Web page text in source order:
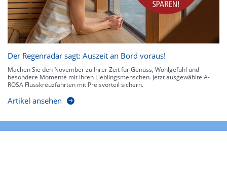
Der Regenradar sagt: Auszeit an Bord voraus!
Machen Sie den November zu Ihrer Zeit für Genuss, Wohlgefühl und
besondere Momente mit Ihren Lieblingsmenschen. Jetzt ausgewählte A-
ROSA Flusskreuzfahrten mit Preisvorteil sichern.
Artikel ansehen